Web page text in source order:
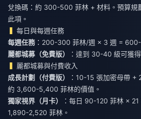
兌換碼：約 300-500 菲林 + 材料。預算規
此項。
每日與每週任務
每週任務 ：200-300 菲林/週 × 3 週 =
麗都城募（免費版）
：達到 30-40 級可獲
麗都城募與付費收入
成長計劃（付費版）
：10-15 張加密母帶
約 3,600-5,400 菲林的價值。
獨家視界（月卡）
：每日 90-120 菲林 ×
1,890-2,520 菲林。